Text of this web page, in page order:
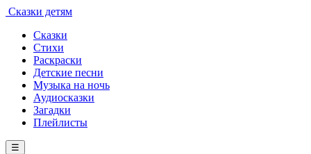
Сказки детям
Сказки
Стихи
Раскраски
Детские песни
Музыка на ночь
Аудиосказки
Загадки
Плейлисты
☰